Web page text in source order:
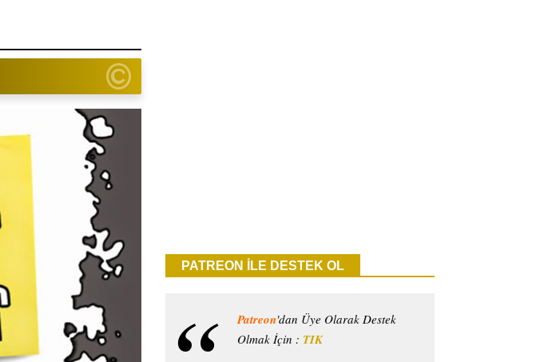
PATREON İLE DESTEK OL
Patreon'dan Üye Olarak Destek
Olmak İçin : TIK